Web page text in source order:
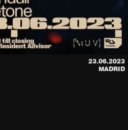
23.06.2023
MADRID